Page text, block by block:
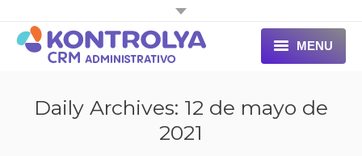
MENU
Daily Archives: 12 de mayo de
2021